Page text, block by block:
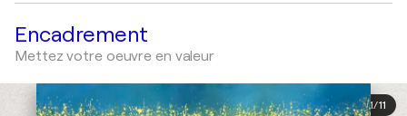
Encadrement
Mettez votre oeuvre en valeur
1/11